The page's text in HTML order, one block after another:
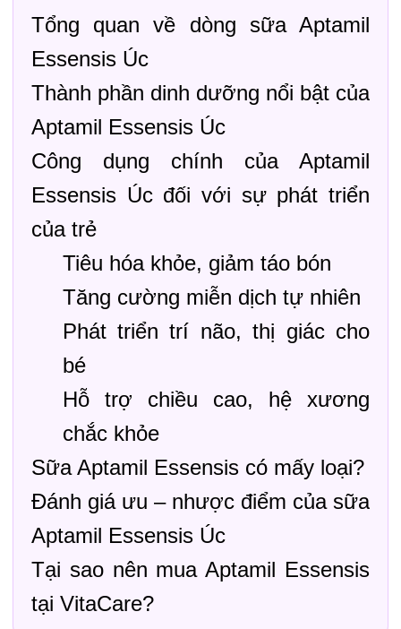
Tổng quan về dòng sữa Aptamil
Essensis Úc
Thành phần dinh dưỡng nổi bật của
Aptamil Essensis Úc
Công dụng chính của Aptamil
Essensis Úc đối với sự phát triển
của trẻ
Tiêu hóa khỏe, giảm táo bón
Tăng cường miễn dịch tự nhiên
Phát triển trí não, thị giác cho
bé
Hỗ trợ chiều cao, hệ xương
chắc khỏe
Sữa Aptamil Essensis có mấy loại?
Đánh giá ưu – nhược điểm của sữa
Aptamil Essensis Úc
Tại sao nên mua Aptamil Essensis
tại VitaCare?